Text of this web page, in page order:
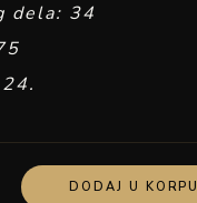
dela: 34
DODAJ U KORPU